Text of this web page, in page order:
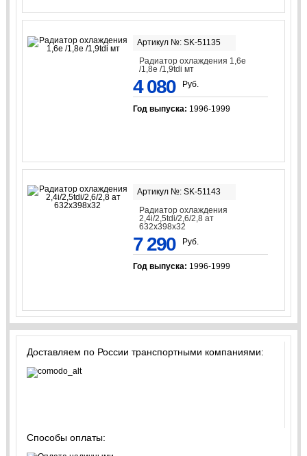
Артикул №: SK-51135
Радиатор охлаждения 1,6e
/1,8e /1,9tdi мт
4 080 Руб.
Год выпуска: 1996-1999
Артикул №: SK-51143
Радиатор охлаждения
2,4i/2,5tdi/2,6/2,8 aт
632x398x32
7 290 Руб.
Год выпуска: 1996-1999
Доставляем по России транспортными компаниями:
Способы оплаты: